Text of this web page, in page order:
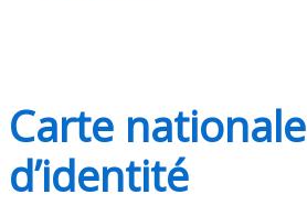
Carte nationale
d’identité